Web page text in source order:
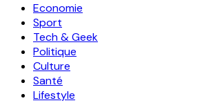
Economie
Sport
Tech & Geek
Politique
Culture
Santé
Lifestyle